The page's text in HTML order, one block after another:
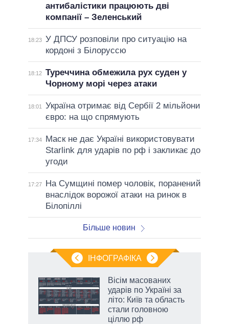
антибалістики працюють дві
компанії – Зеленський
18:23 У ДПСУ розповіли про ситуацію на
кордоні з Білоруссю
18:12 Туреччина обмежила рух суден у
Чорному морі через атаки
18:01
Україна отримає від Сербії 2 мільйони
євро: на що спрямують
17:34
Маск не дає Україні використовувати
Starlink для ударів по рф і закликає до
угоди
17:27
На Сумщині помер чоловік, поранений
внаслідок ворожої атаки на ринок в
Білопіллі
Більше новин
ІНФОГРАФІКА
Вісім масованих
ударів по Україні за
літо: Київ та область
стали головною
ціллю рф